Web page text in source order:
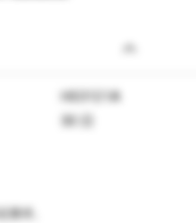
HS3121A
30 日